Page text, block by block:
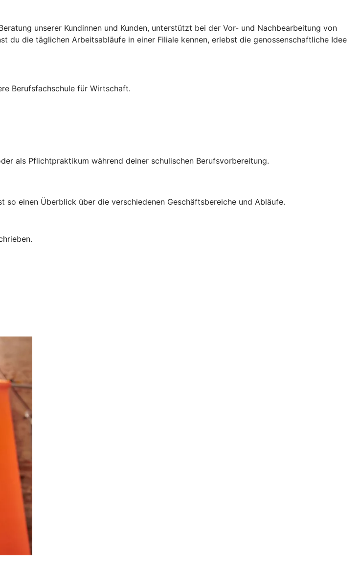
unserer Kundinnen und Kunden, unterstützt bei der Vor- und Nachbearbeitung von
du die täglichen Arbeitsabläufe in einer Filiale kennen, erlebst die genossenschaftliche Idee
Berufsfachschule für Wirtschaft.
als Pflichtpraktikum während deiner schulischen Berufsvorbereitung.
einen Überblick über die verschiedenen Geschäftsbereiche und Abläufe.